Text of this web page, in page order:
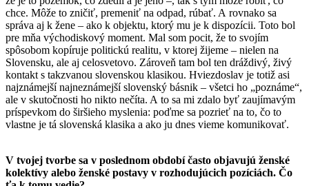
chce. Môže to zničiť, premeniť na odpad, rúbať. A rovnako sa
správa aj k žene – ako k objektu, ktorý mu je k dispozícii. Toto bol
pre mňa východiskový moment. Mal som pocit, že to svojím
spôsobom kopíruje politickú realitu, v ktorej žijeme – nielen na
Slovensku, ale aj celosvetovo. Zároveň tam bol ten dráždivý, živý
kontakt s takzvanou slovenskou klasikou. Hviezdoslav je totiž asi
najznámejší najneznámejší slovenský básnik – všetci ho „poznáme“,
ale v skutočnosti ho nikto nečíta. A to sa mi zdalo byť zaujímavým
príspevkom do širšieho myslenia: poďme sa pozrieť na to, čo to
vlastne je tá slovenská klasika a ako ju dnes vieme komunikovať.
V tvojej tvorbe sa v poslednom období často objavujú ženské
kolektívy alebo ženské postavy v rozhodujúcich pozíciách. Čo